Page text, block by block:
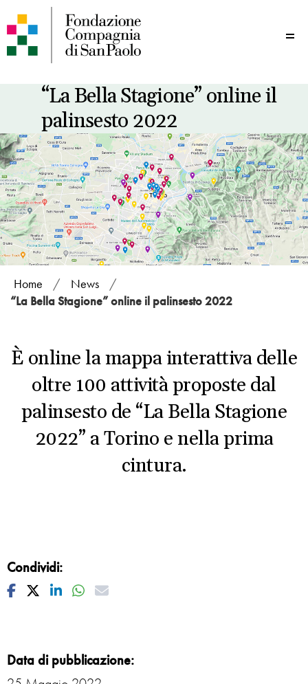
“La Bella Stagione” online il
palinsesto 2022
Home / News
/
“La Bella Stagione” online il palinsesto 2022
È online la mappa interattiva delle
oltre 100 attività proposte dal
palinsesto de “La Bella Stagione
2022” a Torino e nella prima
cintura.
Condividi:
Facebook
TwitterLinkedinWhatsapp
Mail
Data di pubblicazione: